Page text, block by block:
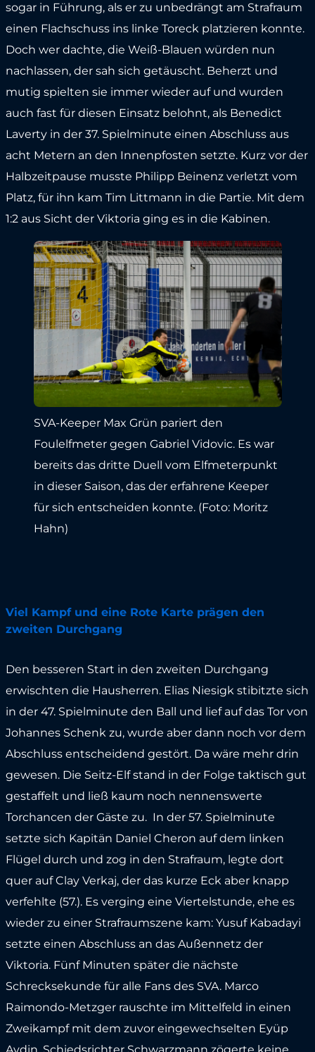
sogar in Führung, als er zu unbedrängt am Strafraum
einen Flachschuss ins linke Toreck platzieren konnte.
Doch wer dachte, die Weiß-Blauen würden nun
nachlassen, der sah sich getäuscht. Beherzt und
mutig spielten sie immer wieder auf und wurden
auch fast für diesen Einsatz belohnt, als Benedict
Laverty in der 37. Spielminute einen Abschluss aus
acht Metern an den Innenpfosten setzte. Kurz vor der
Halbzeitpause musste Philipp Beinenz verletzt vom
Platz, für ihn kam Tim Littmann in die Partie. Mit dem
1:2 aus Sicht der Viktoria ging es in die Kabinen.
SVA-Keeper Max Grün pariert den
Foulelfmeter gegen Gabriel Vidovic. Es war
bereits das dritte Duell vom Elfmeterpunkt
in dieser Saison, das der erfahrene Keeper
für sich entscheiden konnte. (Foto: Moritz
Hahn)
Viel Kampf und eine Rote Karte prägen den
zweiten Durchgang
Den besseren Start in den zweiten Durchgang
erwischten die Hausherren. Elias Niesigk stibitzte sich
in der 47. Spielminute den Ball und lief auf das Tor von
Johannes Schenk zu, wurde aber dann noch vor dem
Abschluss entscheidend gestört. Da wäre mehr drin
gewesen. Die Seitz-Elf stand in der Folge taktisch gut
gestaffelt und ließ kaum noch nennenswerte
Torchancen der Gäste zu. In der 57. Spielminute
setzte sich Kapitän Daniel Cheron auf dem linken
Flügel durch und zog in den Strafraum, legte dort
quer auf Clay Verkaj, der das kurze Eck aber knapp
verfehlte (57.). Es verging eine Viertelstunde, ehe es
wieder zu einer Strafraumszene kam: Yusuf Kabadayi
setzte einen Abschluss an das Außennetz der
Viktoria. Fünf Minuten später die nächste
Schrecksekunde für alle Fans des SVA. Marco
Raimondo-Metzger rauschte im Mittelfeld in einen
Zweikampf mit dem zuvor eingewechselten Eyüp